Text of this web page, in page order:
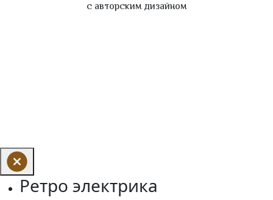
с авторским дизайном
Ретро электрика